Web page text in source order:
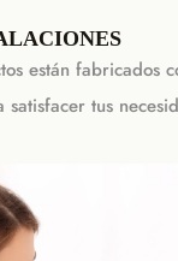
están fabricados
tus